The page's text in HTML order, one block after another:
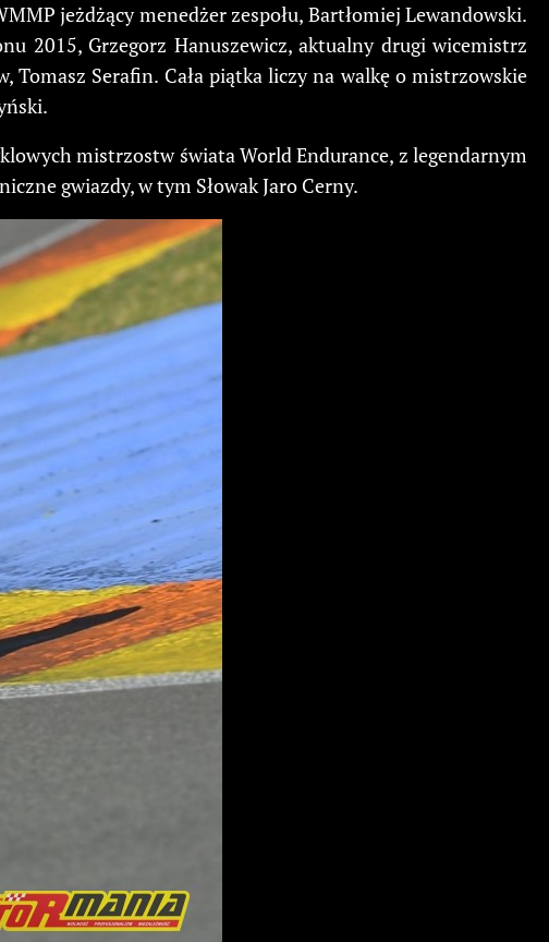
jeżdżący menedżer zespołu, Bartłomiej Lewandowski.
2015, Grzegorz Hanuszewicz, aktualny drugi wicemistrz
Tomasz Serafin. Cała piątka liczy na walkę o mistrzowskie
mistrzostw świata World Endurance, z legendarnym
gwiazdy, w tym Słowak Jaro Cerny.